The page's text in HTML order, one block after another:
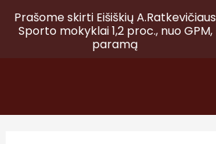
Prašome skirti Eišiškių A.Ratkevičiaus
Sporto mokyklai 1,2 proc., nuo GPM,
paramą